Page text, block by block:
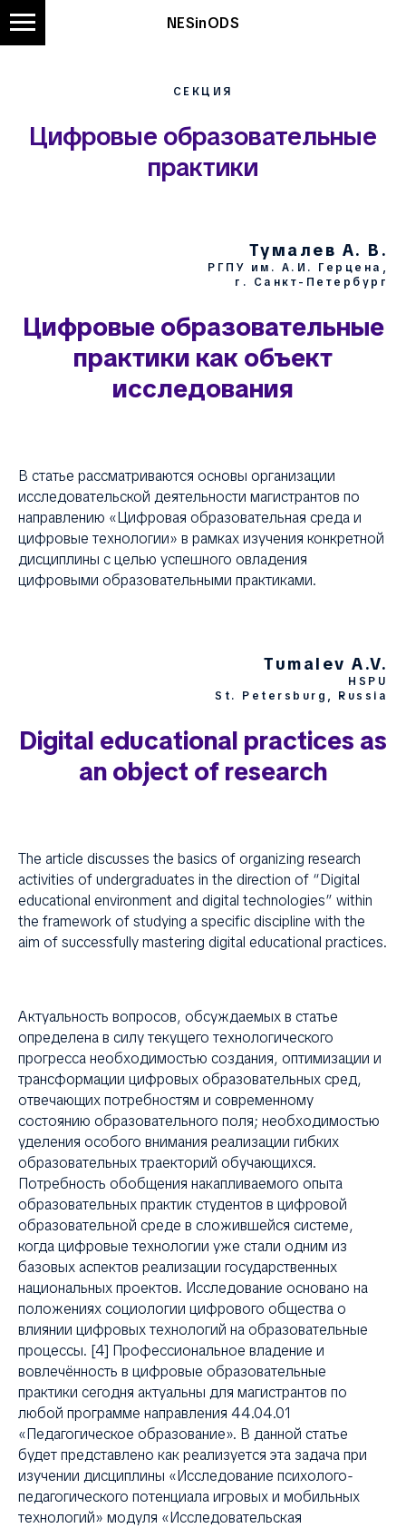
NESinODS
СЕКЦИЯ
Цифровые образовательные
практики
Тумалев А. В.
РГПУ им. А.И. Герцена,
г. Санкт-Петербург
Цифровые образовательные
практики как объект
исследования
В статье рассматриваются основы организации
исследовательской деятельности магистрантов по
направлению «Цифровая образовательная среда и
цифровые технологии» в рамках изучения конкретной
дисциплины с целью успешного овладения
цифровыми образовательными практиками.
Tumalev A.V.
HSPU
St. Petersburg, Russia
Digital educational practices as
an object of research
The article discusses the basics of organizing research
activities of undergraduates in the direction of “Digital
educational environment and digital technologies” within
the framework of studying a specific discipline with the
aim of successfully mastering digital educational practices.
Актуальность вопросов, обсуждаемых в статье
определена в силу текущего технологического
прогресса необходимостью создания, оптимизации и
трансформации цифровых образовательных сред,
отвечающих потребностям и современному
состоянию образовательного поля; необходимостью
уделения особого внимания реализации гибких
образовательных траекторий обучающихся.
Потребность обобщения накапливаемого опыта
образовательных практик студентов в цифровой
образовательной среде в сложившейся системе,
когда цифровые технологии уже стали одним из
базовых аспектов реализации государственных
национальных проектов. Исследование основано на
положениях социологии цифрового общества о
влиянии цифровых технологий на образовательные
процессы. [4] Профессиональное владение и
вовлечённость в цифровые образовательные
практики сегодня актуальны для магистрантов по
любой программе направления 44.04.01
«Педагогическое образование». В данной статье
будет представлено как реализуется эта задача при
изучении дисциплины «Исследование психолого-
педагогического потенциала игровых и мобильных
технологий» модуля «Исследовательская